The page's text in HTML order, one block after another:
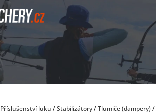
Příslušenství luku /Stabilizátory/Tlumiče (dampery)/